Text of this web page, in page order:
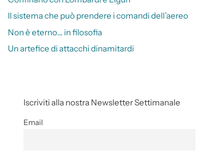
Il sistema che può prendere i comandi dell’aereo
Non è eterno… in filosofia
Un artefice di attacchi dinamitardi
Iscriviti alla nostra Newsletter Settimanale
Email